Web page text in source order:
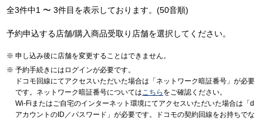
全3件中1 〜 3件目を表示しております。(50音順)
予約申込する店舗/購入商品受取り店舗を選択してください。
申し込み後に店舗を変更することはできません。
予約手続きにはログインが必要です。
ドコモ回線にてアクセスいただいた場合は「ネットワーク暗証番号」が必要
です。ネットワーク暗証番号についてはこちら をご確認ください。
Wi-Fiまたはご自宅のインターネット環境にてアクセスいただいた場合は「d
アカウントのID／パスワード」が必要です。ドコモの契約回線をお持ちでな